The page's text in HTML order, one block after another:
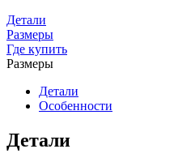
Детали
Размеры
Где купить
Размеры
Детали
Особенности
Детали